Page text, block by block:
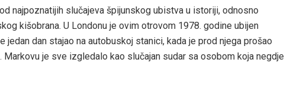
najpoznatijih slučajeva špijunskog ubistva u istoriji, odnosno
kišobrana. U Londonu je ovim otrovom 1978. godine ubijen
jedan dan stajao na autobuskoj stanici, kada je prod njega prošao
Markovu je sve izgledalo kao slučajan sudar sa osobom koja negdje